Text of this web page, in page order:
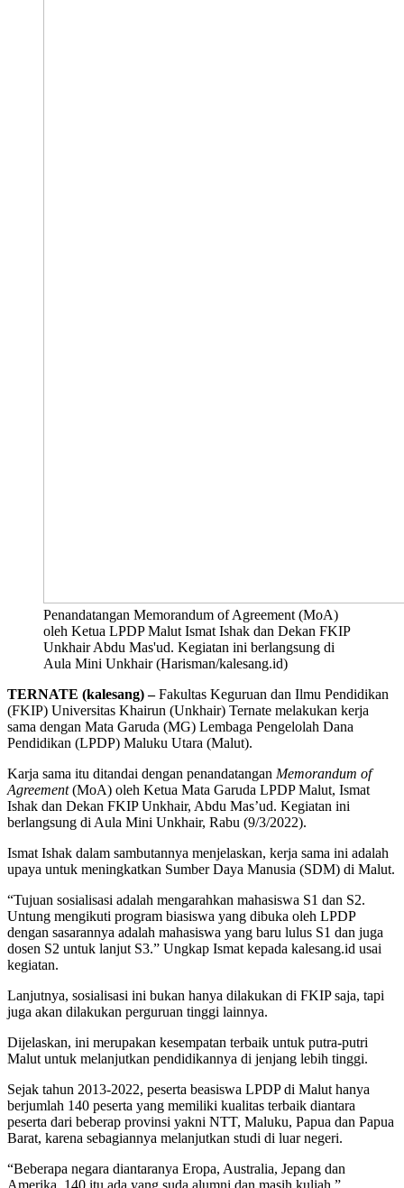
Penandatangan Memorandum of Agreement (MoA)
oleh Ketua LPDP Malut Ismat Ishak dan Dekan FKIP
Unkhair Abdu Mas'ud. Kegiatan ini berlangsung di
Aula Mini Unkhair (Harisman/kalesang.id)
TERNATE (kalesang) –Fakultas Keguruan dan Ilmu Pendidikan
(FKIP) Universitas Khairun (Unkhair) Ternate melakukan kerja
sama dengan Mata Garuda (MG) Lembaga Pengelolah Dana
Pendidikan (LPDP) Maluku Utara (Malut).
Karja sama itu ditandai dengan penandatangan Memorandum of
Agreement(MoA) oleh Ketua Mata Garuda LPDP Malut, Ismat
Ishak dan Dekan FKIP Unkhair, Abdu Mas’ud. Kegiatan ini
berlangsung di Aula Mini Unkhair, Rabu (9/3/2022).
Ismat Ishak dalam sambutannya menjelaskan, kerja sama ini adalah
upaya untuk meningkatkan Sumber Daya Manusia (SDM) di Malut.
“Tujuan sosialisasi adalah mengarahkan mahasiswa S1 dan S2.
Untung mengikuti program biasiswa yang dibuka oleh LPDP
dengan sasarannya adalah mahasiswa yang baru lulus S1 dan juga
dosen S2 untuk lanjut S3.” Ungkap Ismat kepada kalesang.id usai
kegiatan.
Lanjutnya, sosialisasi ini bukan hanya dilakukan di FKIP saja, tapi
juga akan dilakukan perguruan tinggi lainnya.
Dijelaskan, ini merupakan kesempatan terbaik untuk putra-putri
Malut untuk melanjutkan pendidikannya di jenjang lebih tinggi.
Sejak tahun 2013-2022, peserta beasiswa LPDP di Malut hanya
berjumlah 140 peserta yang memiliki kualitas terbaik diantara
peserta dari beberap provinsi yakni NTT, Maluku, Papua dan Papua
Barat, karena sebagiannya melanjutkan studi di luar negeri.
“Beberapa negara diantaranya Eropa, Australia, Jepang dan
Amerika. 140 itu ada yang suda alumni dan masih kuliah.”